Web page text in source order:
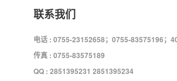
联系我们
电话 : 0755-23152658；0755-83575196；
传真 : 0755-83575189
QQ : 2851395231 2851395234